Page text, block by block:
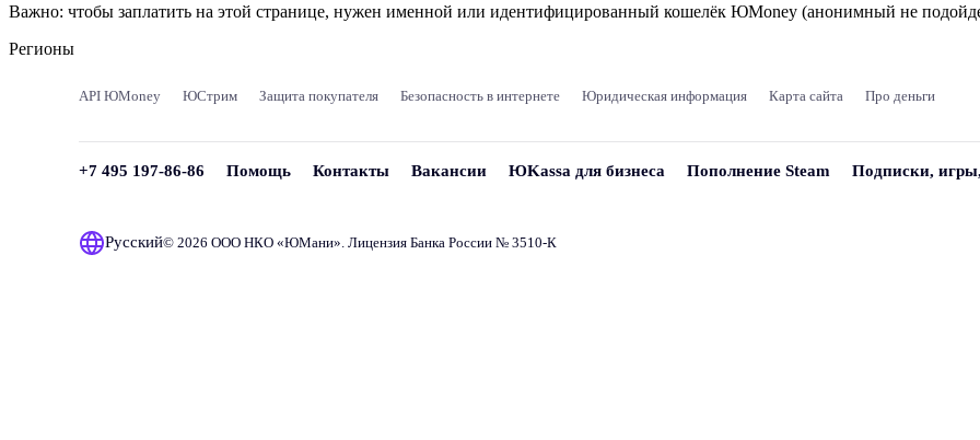
Важно: чтобы заплатить на этой странице, нужен именной или идентифицированный кошелёк ЮMoney (анонимный не
Регионы
API ЮMoney ЮСтрим Защита покупателя Безопасность в интернете Юридическая информация Карта сайта Про деньги
+7 495 197-86-86 Помощь Контакты Вакансии ЮKassa для бизнеса Пополнение Steam Подписки,
Русский© 2026 ООО НКО «ЮМани». Лицензия Банка России № 3510‑К